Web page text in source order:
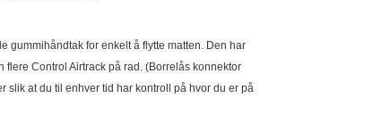
gummihåndtak for enkelt å flytte matten. Den har
Control Airtrack på rad. (Borrelås konnektor
slik at du til enhver tid har kontroll på hvor du er på